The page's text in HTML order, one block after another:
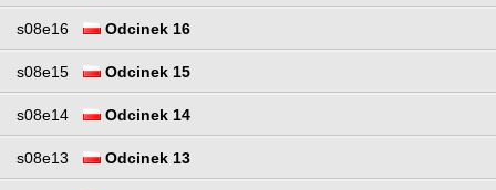
s08e16 Odcinek 16
s08e15 Odcinek 15
s08e14 Odcinek 14
s08e13 Odcinek 13